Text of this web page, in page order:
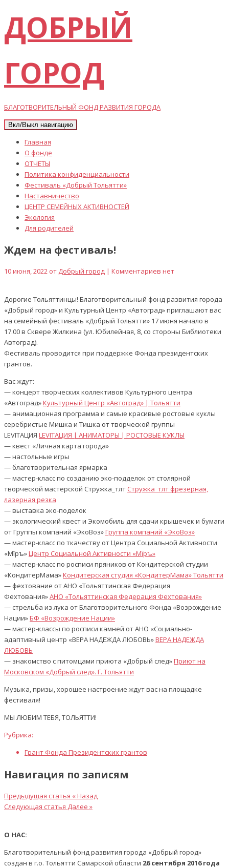
ДОБРЫЙ
ГОРОД
БЛАГОТВОРИТЕЛЬНЫЙ ФОНД РАЗВИТИЯ ГОРОДА
Вкл/Выкл навигацию
Главная
О фонде
ОТЧЕТЫ
Политика конфиденциальности
Фестиваль «Добрый Тольятти»
Наставничество
ЦЕНТР СЕМЕЙНЫХ АКТИВНОСТЕЙ
Экология
Для родителей
Ждем на фестиваль!
10 июня, 2022 от Добрый город | Комментариев нет
Дорогие Тольяттинцы! Благотворительный фонд развития города
«Добрый город» и Культурный Центр «Автоград» приглашают вас
на семейный фестиваль «Добрый Тольятти» 17 июня начало в
17.00 в Сквере Жилкина (ул. Юбилейная, 8, со стороны Библиотеки
Автоград).
Фестиваль проводится при поддержке Фонда президентских
грантов.
Вас ждут:
— концерт творческих коллективов Культурного центра
«Автоград»Культурный Центр «Автоград» | Тольятти
— анимационная программа и самые красивые ростовые куклы
серебристые Мишка и Тишка от творческой группы
LEVIТАЦИЯ LEVIТАЦИЯ | АНИМАТОРЫ | РОСТОВЫЕ КУКЛЫ
— квест «Личная карта города»
— настольные игры
— благотворительная ярмарка
— мастер-класс по созданию эко-подделок от столярной
творческой мастерской Стружка_тлт Стружка_тлт фрезерная,
лазерная резка
— выставка эко-поделок
— экологический квест и Экомобиль для сдачи крышечек и бумаги
от Группы компаний «ЭкоВоз»Группа компаний «ЭкоВоз»
— мастер-класс по ткачеству от Центра Социальной Активности
«Мїръ»Центр Социальной Активности «Мїръ»
— мастер-класс по росписи пряников от Кондитерской студии
«КондитерМама»Кондитерская студия «КондитерМама» Тольятти
— фехтование от АНО «Тольяттинская Федерация
Фехтования»АНО «Тольяттинская Федерация Фехтования»
— стрельба из лука от Благотворительного Фонда «Возрождение
Нации»БФ «Возрождение Нации»
— мастер-классы по росписи камней от АНО «Социально-
адаптивный центр «ВЕРА НАДЕЖДА ЛЮБОВЬ»ВЕРА НАДЕЖДА
ЛЮБОВЬ
— знакомство с питомцами приюта «Добрый след»Приют на
Московском «Добрый след». Г. Тольятти
Музыка, призы, хорошее настроение ждут вас на площадке
фестиваля!
МЫ ЛЮБИМ ТЕБЯ, ТОЛЬЯТТИ!
Рубрика:
Грант Фонда Президентских грантов
Навигация по записям
Предыдущая статья « Назад
Следующая статья Далее »
О НАС:
Благотворительный фонд развития города «Добрый город»
создан в г.о. Тольятти Самарской области 26 сентября 2016 года